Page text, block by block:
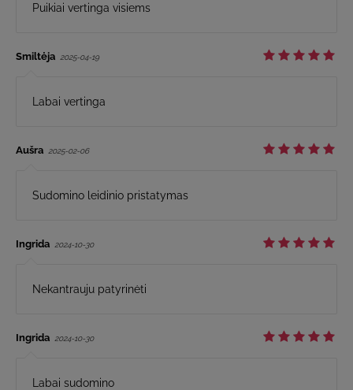
Puikiai vertinga visiems
Smiltėja 2025-04-19
Labai vertinga
Aušra 2025-02-06
Sudomino leidinio pristatymas
Ingrida 2024-10-30
Nekantrauju patyrinėti
Ingrida 2024-10-30
Labai sudomino